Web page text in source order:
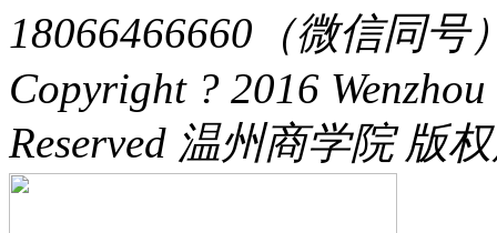
18066466660（微信同号
Copyright ? 2016
Reserved 温州商学院 版